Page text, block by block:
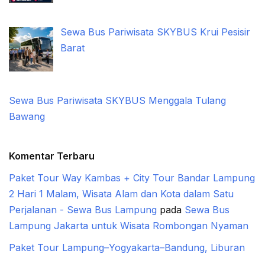
Sewa Bus Pariwisata SKYBUS Krui Pesisir
Barat
Sewa Bus Pariwisata SKYBUS Menggala Tulang
Bawang
Komentar Terbaru
Paket Tour Way Kambas + City Tour Bandar Lampung
2 Hari 1 Malam, Wisata Alam dan Kota dalam Satu
Perjalanan - Sewa Bus Lampung pada Sewa Bus
Lampung Jakarta untuk Wisata Rombongan Nyaman
Paket Tour Lampung–Yogyakarta–Bandung, Liburan